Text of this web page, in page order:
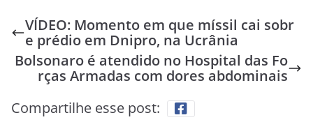
VÍDEO: Momento em que míssil cai sobr
e prédio em Dnipro, na Ucrânia
Bolsonaro é atendido no Hospital das Fo
rças Armadas com dores abdominais
Compartilhe esse post: